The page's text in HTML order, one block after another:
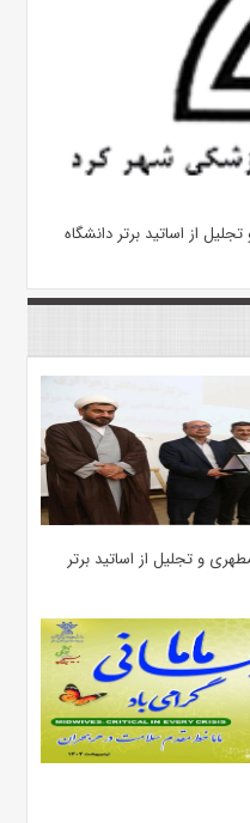
از اساتید برتر دانشگاه
و تجلیل از اساتید برتر